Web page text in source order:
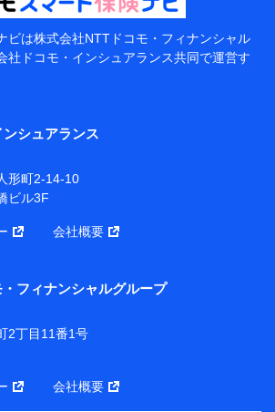
取り扱う各共同利用者（詳細は次のと
田町2丁目11番1号 山王パークタワー
コモ 代表取締役社長 前田 義晃
橋人形町2-14-10 アーバンネット日
会社NTTドコモは、お客さまの情報
」に定める行動原則を順守します 。
タダッシュボードの「第三者提供の
にかかわらず、共同利用する場合があ
ブ会員ではないお客さま（2019年12
もdポイントクラブ会員であったこと
限る）に関する、2019年12月10日以
データは、こちら の利用目的の範囲内
ビは株式会社NTTドコモ・フィナンシャル
社ドコモ・インシュアランス共同で運営す
シュアランス
形町2-14-10
ビル3F
会社概要
フィナンシャルグループ
2丁目11番1号
会社概要